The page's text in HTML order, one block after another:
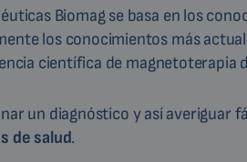
Biomag se basa en los
los conocimientos más
científica de
un diagnóstico y así averiguar
de salud.